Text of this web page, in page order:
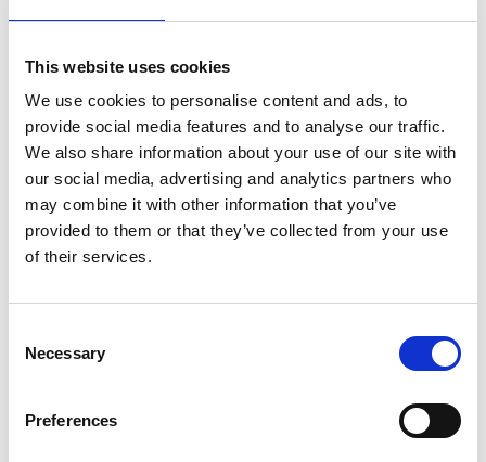
This website uses cookies
We use cookies to personalise content and ads, to
provide social media features and to analyse our traffic.
We also share information about your use of our site with
our social media, advertising and analytics partners who
may combine it with other information that you’ve
provided to them or that they’ve collected from your use
of their services.
Selection
Necessary
Preferences